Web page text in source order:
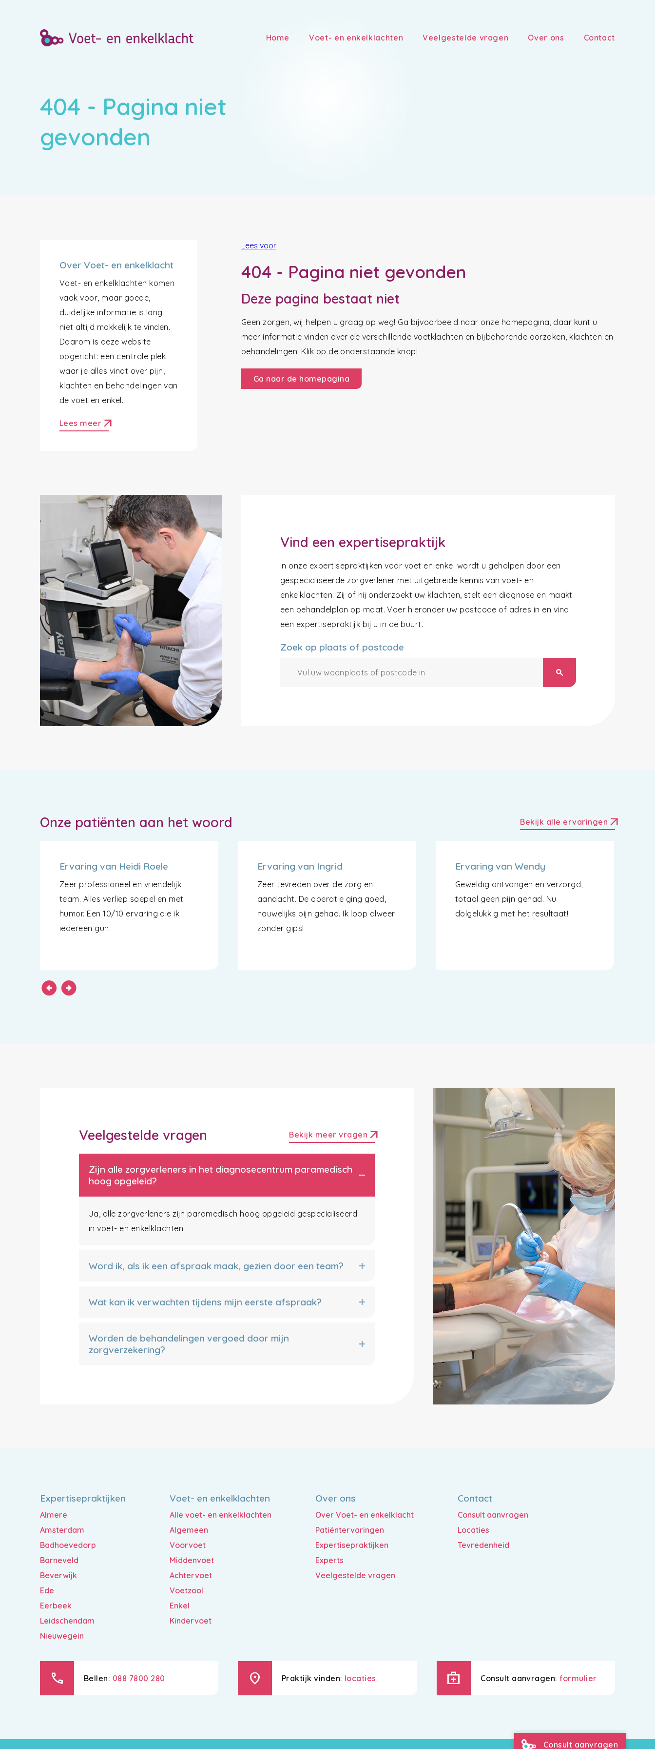
Home Voet- en enkelklachten Veelgestelde vragen Over ons Contact
404 - Pagina niet
gevonden
Over Voet- en enkelklacht
Voet- en enkelklachten komen
vaak voor, maar goede,
duidelijke informatie is lang
niet altijd makkelijk te vinden.
Daarom is deze website
opgericht: een centrale plek
waar je alles vindt over pijn,
klachten en behandelingen van
de voet en enkel.
Lees meer arrow_outward
Lees voor
404 - Pagina niet gevonden
Deze pagina bestaat niet
Geen zorgen, wij helpen u graag op weg! Ga bijvoorbeeld naar onze homepagina, daar kunt u
meer informatie vinden over de verschillende voetklachten en bijbehorende oorzaken, klachten en
behandelingen. Klik op de onderstaande knop!
Ga naar de homepagina
Vind een expertisepraktijk
In onze expertisepraktijken voor voet en enkel wordt u geholpen door een
gespecialiseerde zorgverlener met uitgebreide kennis van voet- en
enkelklachten. Zij of hij onderzoekt uw klachten, stelt een diagnose en maakt
een behandelplan op maat. Voer hieronder uw postcode of adres in en vind
een expertisepraktijk bij u in de buurt.
Zoek op plaats of postcode
search
Onze patiënten aan het woord Bekijk alle ervaringen arrow_outward
Ervaring van Heidi Roele
Zeer professioneel en vriendelijk
team. Alles verliep soepel en met
humor. Een 10/10 ervaring die ik
iedereen gun.
Ervaring van Ingrid
Zeer tevreden over de zorg en
aandacht. De operatie ging goed,
nauwelijks pijn gehad. Ik loop alweer
zonder gips!
Ervaring van Wendy
Geweldig ontvangen en verzorgd,
totaal geen pijn gehad. Nu
dolgelukkig met het resultaat!
arrow_circle_left arrow_circle_right
Veelgestelde vragen Bekijk meer vragen arrow_outward
Zijn alle zorgverleners in het diagnosecentrum paramedisch
hoog opgeleid?
Ja, alle zorgverleners zijn paramedisch hoog opgeleid gespecialiseerd
in voet- en enkelklachten.
Word ik, als ik een afspraak maak, gezien door een team?
Wat kan ik verwachten tijdens mijn eerste afspraak?
Worden de behandelingen vergoed door mijn
zorgverzekering?
Expertisepraktijken
Almere
Amsterdam
Badhoevedorp
Barneveld
Beverwijk
Ede
Eerbeek
Leidschendam
Nieuwegein
Voet- en enkelklachten
Alle voet- en enkelklachten
Algemeen
Voorvoet
Middenvoet
Achtervoet
Voetzool
Enkel
Kindervoet
Over ons
Over Voet- en enkelklacht
Patiëntervaringen
Expertisepraktijken
Experts
Veelgestelde vragen
Contact
Consult aanvragen
Locaties
Tevredenheid
call Bellen: 088 7800 280 location_on Praktijk vinden: locaties medical_services Consult aanvragen:formulier
Consult aanvragen